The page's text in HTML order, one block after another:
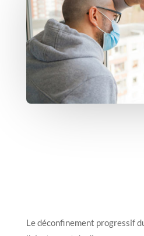
Le déconfinement progressif